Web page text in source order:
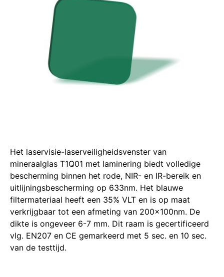
Het laservisie-laserveiligheidsvenster van
mineraalglas T1Q01 met laminering biedt volledige
bescherming binnen het rode, NIR- en IR-bereik en
uitlijningsbescherming op 633nm. Het blauwe
filtermateriaal heeft een 35% VLT en is op maat
verkrijgbaar tot een afmeting van 200x100nm. De
dikte is ongeveer 6-7 mm. Dit raam is gecertificeerd
vlg. EN207 en CE gemarkeerd met 5 sec. en 10 sec.
van de testtijd.